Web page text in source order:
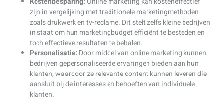
zijn in vergelijking met traditionele marketingmethoden
zoals drukwerk en tv-reclame. Dit stelt zelfs kleine bedrijven
in staat om hun marketingbudget efficiënt te besteden en
toch effectieve resultaten te behalen.
Personalisatie: Door middel van online marketing kunnen
bedrijven gepersonaliseerde ervaringen bieden aan hun
klanten, waardoor ze relevante content kunnen leveren die
aansluit bij de interesses en behoeften van individuele
klanten.